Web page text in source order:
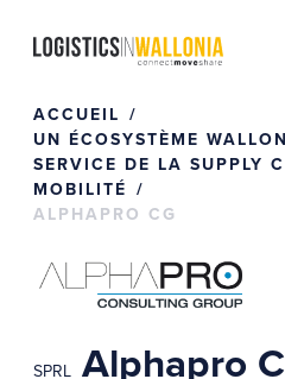
ACCUEIL
UN ÉCOSYSTÈME
SERVICE DE LA SUPPLY
MOBILITÉ
ALPHAPRO CG
SPRL Alphapro